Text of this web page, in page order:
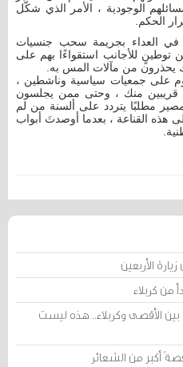
الوجودية ، الأمر الذي شكّل
الحكم.
العداء بجريمة سحب جنسيات
توطينٍ للأجانب استقواءًا بهم على
يحذرون من مآلات المس به.
على جمعيات سياسية وناشطين ،
قريبين منك ، وحتى ممن يجلسون
مطلبًا يتردد على ألسنة من لم
هذه القناعة ، بعدما أوصدتَ أبواب
الأربعين
من كربلاء
بين الأقصى وكربلاء.. هذه ليست
أكبر من الشعائر